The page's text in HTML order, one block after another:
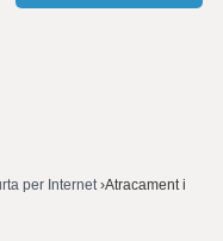
o
v
per Internet›Atracament i